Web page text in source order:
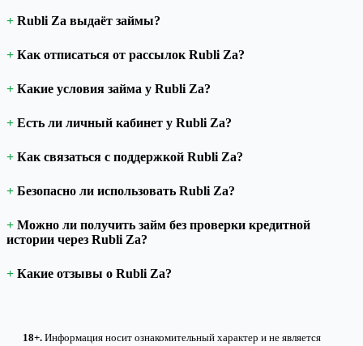
Rubli Za выдаёт займы?
Как отписаться от рассылок Rubli Za?
Какие условия займа у Rubli Za?
Есть ли личный кабинет у Rubli Za?
Как связаться с поддержкой Rubli Za?
Безопасно ли использовать Rubli Za?
Можно ли получить займ без проверки кредитной
истории через Rubli Za?
Какие отзывы о Rubli Za?
18+. Информация носит ознакомительный характер и не является